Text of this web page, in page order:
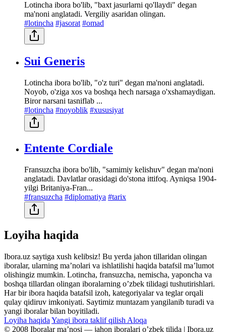
Lotincha ibora bo'lib, "baxt jasurlarni qo'llaydi" degan
ma'noni anglatadi. Vergiliy asaridan olingan.
#lotincha #jasorat #omad
Sui Generis
Lotincha ibora bo'lib, "o'z turi" degan ma'noni anglatadi.
Noyob, o'ziga xos va boshqa hech narsaga o'xshamaydigan.
Biror narsani tasniflab ...
#lotincha #noyoblik #xususiyat
Entente Cordiale
Fransuzcha ibora bo'lib, "samimiy kelishuv" degan ma'noni
anglatadi. Davlatlar orasidagi do'stona ittifoq. Ayniqsa 1904-
yilgi Britaniya-Fran...
#fransuzcha #diplomatiya #tarix
Loyiha haqida
Ibora.uz saytiga xush kelibsiz! Bu yerda jahon tillaridan olingan
iboralar, ularning maʼnolari va ishlatilishi haqida batafsil maʼlumot
olishingiz mumkin. Lotincha, fransuzcha, nemischa, yaponcha va
boshqa tillardan olingan iboralarning oʼzbek tilidagi tushutirishlari.
Har bir ibora haqida batafsil izoh, kategoriyalar va teglar orqali
qulay qidiruv imkoniyati. Saytimiz muntazam yangilanib turadi va
yangi iboralar bilan boyitiladi.
Loyiha haqida Yangi ibora taklif qilish Aloqa
© 2008 Iboralar maʼnosi — jahon iboralari oʼzbek tilida | Ibora.uz